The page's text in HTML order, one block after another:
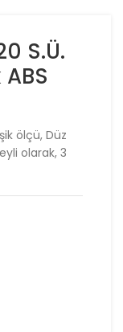
S.Ü.
ölçü, Düz
olarak, 3